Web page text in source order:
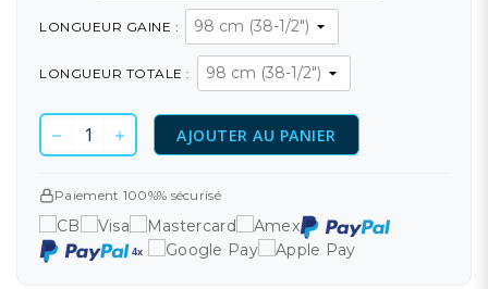
LONGUEUR GAINE :
LONGUEUR TOTALE :
AJOUTER AU PANIER
Paiement 100%% sécurisé